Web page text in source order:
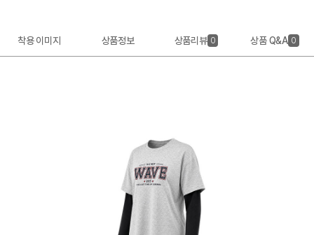
착용 이미지 상품정보 상품리뷰 0 상품 Q&A 0